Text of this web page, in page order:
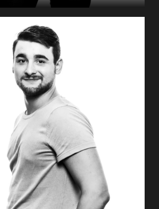
Spanierin Júlia Cortés erhielt
am Institut del Teatre in
war sie als Stipendiatin des
d’Europe engagiert, von
erhielt sie ein weiteres
an der (…)